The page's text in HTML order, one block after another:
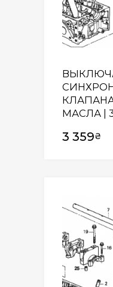
МАСЛА |
3 359₴